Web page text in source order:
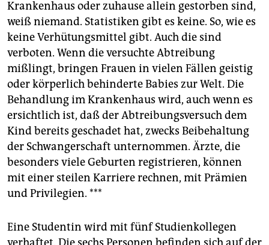
Krankenhaus oder zuhause allein gestorben sind,
weiß niemand. Statistiken gibt es keine. So, wie es
keine Verhütungsmittel gibt. Auch die sind
verboten. Wenn die versuchte Abtreibung
mißlingt, bringen Frauen in vielen Fällen geistig
oder körperlich behinderte Babies zur Welt. Die
Behandlung im Krankenhaus wird, auch wenn es
ersichtlich ist, daß der Abtreibungsversuch dem
Kind bereits geschadet hat, zwecks Beibehaltung
der Schwangerschaft unternommen. Ärzte, die
besonders viele Geburten registrieren, können
mit einer steilen Karriere rechnen, mit Prämien
und Privilegien. ***
Eine Studentin wird mit fünf Studienkollegen